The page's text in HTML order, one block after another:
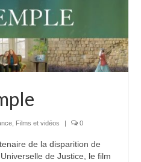
Films et vidéos | 0
de la disparition de
de Justice, le film